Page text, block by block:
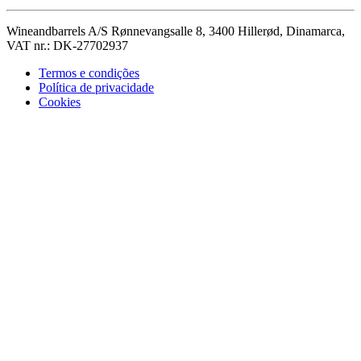
Wineandbarrels A/S Rønnevangsalle 8, 3400 Hillerød, Dinamarca,
VAT nr.: DK-27702937
Termos e condições
Política de privacidade
Cookies